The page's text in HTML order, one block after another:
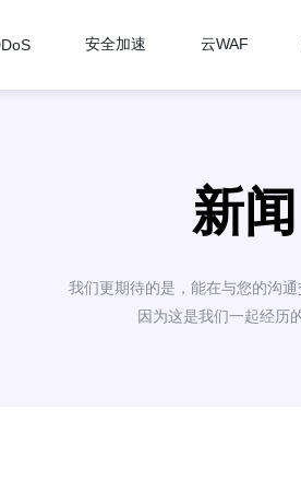
安全加速 云WAF
新闻
我们更期待的是，能在与您的沟通
因为这是我们一起经历